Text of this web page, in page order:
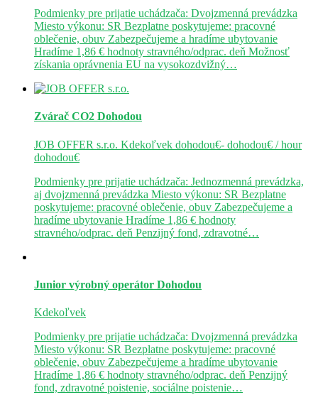
Podmienky pre prijatie uchádzača: Dvojzmenná prevádzka
Miesto výkonu: SR Bezplatne poskytujeme: pracovné
oblečenie, obuv Zabezpečujeme a hradíme ubytovanie
Hradíme 1,86 € hodnoty stravného/odprac. deň Možnosť
získania oprávnenia EU na vysokozdvižný…
Zvárač CO2 Dohodou
JOB OFFER s.r.o. Kdekoľvek dohodou€- dohodou€ / hour
dohodou€
Podmienky pre prijatie uchádzača: Jednozmenná prevádzka,
aj dvojzmenná prevádzka Miesto výkonu: SR Bezplatne
poskytujeme: pracovné oblečenie, obuv Zabezpečujeme a
hradíme ubytovanie Hradíme 1,86 € hodnoty
stravného/odprac. deň Penzijný fond, zdravotné…
Junior výrobný operátor Dohodou
Kdekoľvek
Podmienky pre prijatie uchádzača: Dvojzmenná prevádzka
Miesto výkonu: SR Bezplatne poskytujeme: pracovné
oblečenie, obuv Zabezpečujeme a hradíme ubytovanie
Hradíme 1,86 € hodnoty stravného/odprac. deň Penzijný
fond, zdravotné poistenie, sociálne poistenie…